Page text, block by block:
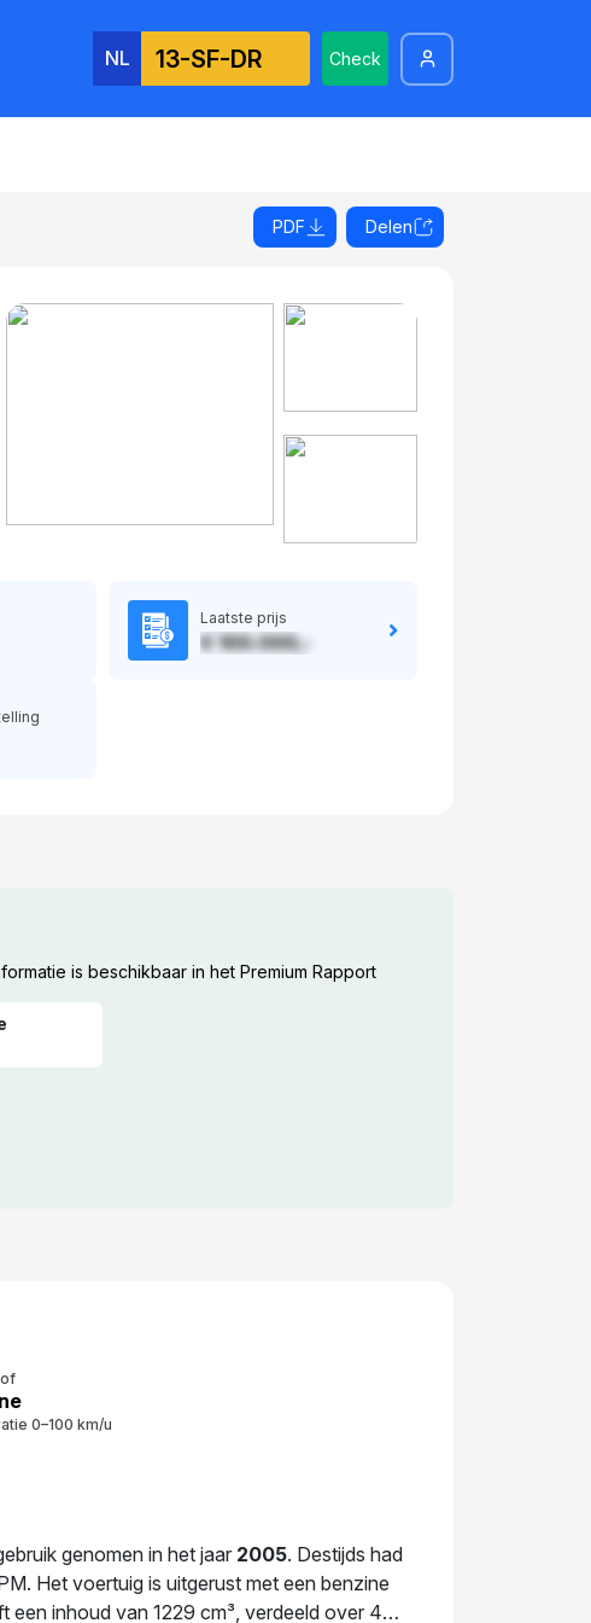
NL Check
PDF Delen
Laatste prijs
€ 100.000,-
is beschikbaar in het Premium Rapport
0–100 km/u
genomen in het jaar 2005. Destijds had
Het voertuig is uitgerust met een benzine
inhoud van 1229 cm³, verdeeld over 4